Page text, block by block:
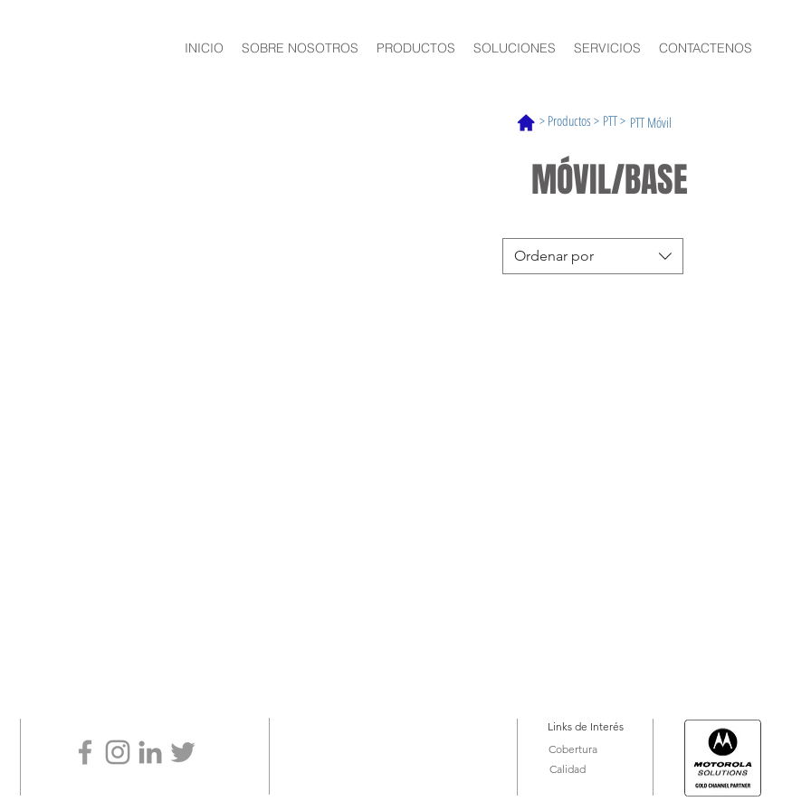
INICIO SOBRE NOSOTROS PRODUCTOS SOLUCIONES SERVICIOS CONTACTENOS
> Productos > PTT > PTT Móvil
MÓVIL/BASE
Ordenar por
Links de Interés
Cobertura
Calidad